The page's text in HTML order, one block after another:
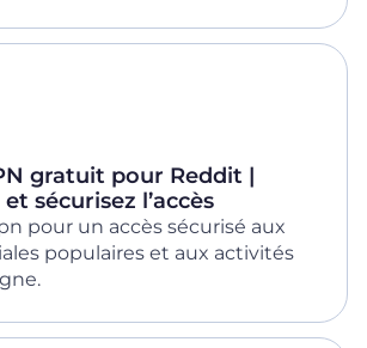
gratuit pour Reddit |
sécurisez l’accès
pour un accès sécurisé aux
populaires et aux activités